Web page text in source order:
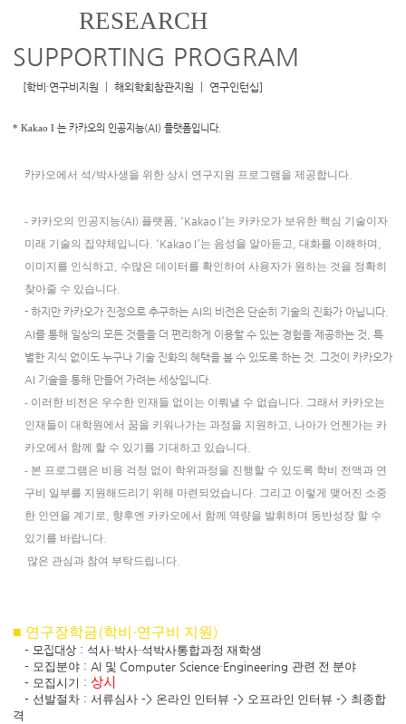
RESEARCH
SUPPORTING PROGRAM
[학비·연구비지원 ┃ 해외학회참관지원 ┃ 연구인턴십]
* Kakao I 는 카카오의 인공지능(AI) 플랫폼입니다.
카카오에서 석/박사생을 위한 상시 연구지원 프로그램을 제공합니다
- 카카오의 인공지능(AI) 플랫폼 ‘Kakao I’는 카카오가 보유한 핵심 기술이자
미래 기술의 집약체입니다 ‘Kakao I’는 음성을 알아듣고 ,대화를 이해하며
이미지를 인식하고
수많은 데이터를 확인하여 사용자가 원하는 것을 정확히
찾아줄 수 있습니다
- 하지만 카카오가 진정으로 추구하는 AI의 비전은 단순히 기술의 진화가 아닙니다
AI를 통해 일상의 모든 것들을 더 편리하게 이용할 수 있는 경험을 제공하는 것 ,특
별한 지식 없이도 누구나 기술 진화의 혜택을 볼 수 있도록 하는 것 .그것이 카카오가
AI 기술을 통해 만들어 가려는 세상입니다
- 이러한 비전은 우수한 인재들 없이는 이뤄낼 수 없습니다 그래서 카카오는
인재들이 대학원에서 꿈을 키워나가는 과정을 지원하고
나아가 언젠가는 카
카오에서 함께 할 수 있기를 기대하고 있습니다
- 본 프로그램은 비용 걱정 없이 학위과정을 진행할 수 있도록 학비 전액과 연
구비 일부를 지원해드리기 위해 마련되었습니다 그리고 이렇게 맺어진 소중
한 인연을 계기로
향후엔 카카오에서 함께 역량을 발휘하며 동반성장 할 수
있기를 바랍니다
많은 관심과 참여 부탁드립니다
■ 연구장학금(학비·연구비 지원)
-모집대상 : 석사·박사·석박사통합과정 재학생
- 모집분야 : AI 및 Computer Science·Engineering 관련 전 분야
- 모집시기 :상시
- 선발절차 :서류심사 -> 온라인 인터뷰 -> 오프라인 인터뷰 -> 최종합
격